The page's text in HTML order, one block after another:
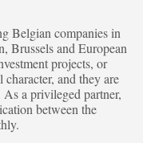
Belgian companies in
Brussels and European
projects, or
and they are
a privileged partner,
between the